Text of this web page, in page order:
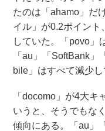
たのは「ahamo」だ
イル」が0.2ポイント
していた。「povo」
「au」「SoftBank
bile」はすべて減少し
「docomo」が4大キ
いうと、そうでもな
傾向にある。「au」